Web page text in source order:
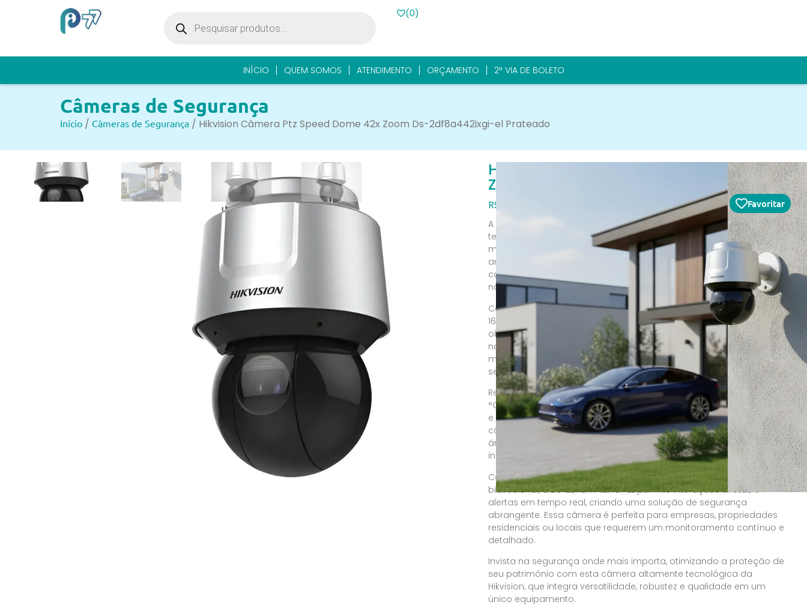
(0)
INÍCIO QUEM SOMOS ATENDIMENTO ORÇAMENTO 2ª VIA DE BOLETO
Câmeras de Segurança
Início / Câmeras de Segurança / Hikvision Câmera Ptz Speed Dome 42x Zoom Ds-2df8a442ixgi-el Prateado
Hikvision Câmera Ptz Speed Dome 42x
Zoom Ds-2df8a442ixgi-el Prateado
R$
Favoritar
A câmera de vigilância Hikvision DS-2DF8A442IXGI-EL combina
tecnologia avançada de segurança com eficiência em
monitoramento, ideal para usuários que buscam proteção tanto em
ambientes internos quanto externos. Com design Speed Dome e
capacidade de movimento Pan-Tilt-Zoom (PTZ), oferece flexibilidade
na vigilância em amplas áreas.
Com um impressionante zoom óptico de 42 vezes e zoom digital de
16 vezes, esta câmera permite uma visualização detalhada de
objetos distantes, facilitando a identificação em tempo real. A visão
noturna colorida garante que detalhes vitais sejam capturados,
mesmo em condições de baixa luminosidade, otimizando a
segurança em qualquer hora do dia.
Resistente à água e projetada para suportar temperaturas de até 60
°C, é adequada para diferentes ambientes, garantindo durabilidade
e eficácia em diversas situações climáticas. A motorização da
câmera proporciona cobertura dinâmica, necessário para monitorar
áreas amplas e garantir uma resposta rápida a quaisquer
incidentes.
Com funcionalidades como sensor de movimento e áudio
bidirecional, a DS-2DF8A442IXGI-EL permite interações diretas e
alertas em tempo real, criando uma solução de segurança
abrangente. Essa câmera é perfeita para empresas, propriedades
residenciais ou locais que requerem um monitoramento contínuo e
detalhado.
Invista na segurança onde mais importa, otimizando a proteção de
seu patrimônio com esta câmera altamente tecnológica da
Hikvision, que integra versatilidade, robustez e qualidade em um
único equipamento.